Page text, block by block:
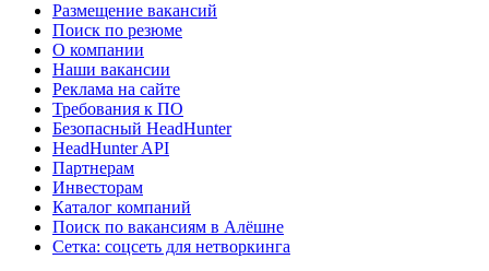
Размещение вакансий
Поиск по резюме
О компании
Наши вакансии
Реклама на сайте
Требования к ПО
Безопасный HeadHunter
HeadHunter API
Партнерам
Инвесторам
Каталог компаний
Поиск по вакансиям в Алёшне
Сетка: соцсеть для нетворкинга